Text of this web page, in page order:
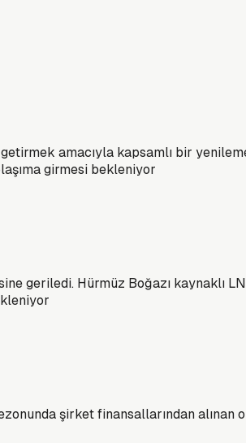
amacıyla kapsamlı bir
girmesi bekleniyor
geriledi. Hürmüz Boğazı kaynaklı
şirket finansallarından